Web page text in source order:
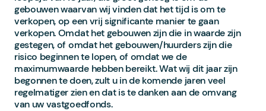
gebouwen waarvan wij vinden dat het tijd is om te
verkopen, op een vrij significante manier te gaan
verkopen. Omdat het gebouwen zijn die in waarde zijn
gestegen, of omdat het gebouwen/huurders zijn die
risico beginnen te lopen, of omdat we de
maximumwaarde hebben bereikt. Wat wij dit jaar zijn
begonnen te doen, zult u in de komende jaren veel
regelmatiger zien en dat is te danken aan de omvang
van uw vastgoedfonds.